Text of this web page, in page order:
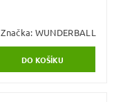
Značka: WUNDERBALL